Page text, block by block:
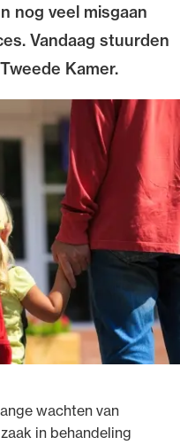
nog veel misgaan
Vandaag stuurden
Kamer.
wachten van
in behandeling
bij hun
advocatenpas tot